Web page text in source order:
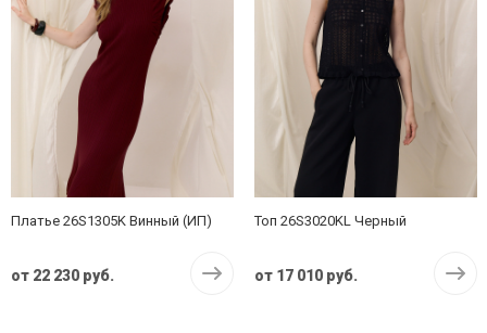
Платье 26S1305K Винный (ИП)
от 22 230 руб.
Топ 26S3020KL Черный
от 17 010 руб.